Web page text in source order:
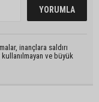
inançlara saldırı
ve büyük